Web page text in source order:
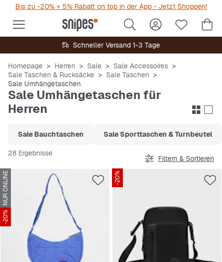
Bis zu -20% + 5% Rabatt on top in der App - Jetzt Shoppen!
Schneller Versand 1-3 Tage
Homepage Herren Sale
Sale Accessoires
Sale Taschen & Rucksäcke
Sale Taschen
Sale Umhängetaschen
Sale Umhängetaschen für
Herren
Sale Bauchtaschen Sale Sporttaschen & Turnbeutel
28 Ergebnisse
Filtern & Sortieren
NUR ONLINE
-20%
-20%